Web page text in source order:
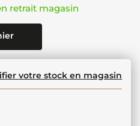
retrait magasin
votre stock en magasin